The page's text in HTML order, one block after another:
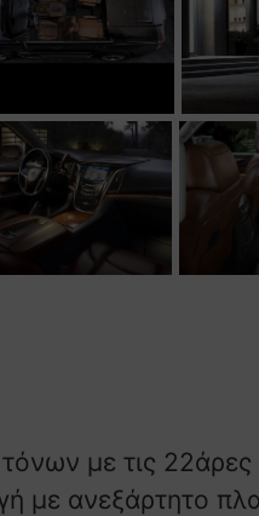
με τις 22άρες
με ανεξάρτητο